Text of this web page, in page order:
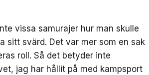
vissa samurajer hur man skulle
sitt svärd. Det var mer som en sak
roll. Så det betyder inte
jag har hållit på med kampsport